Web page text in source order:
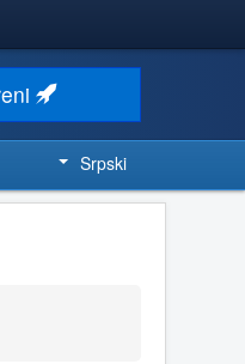
Srpski